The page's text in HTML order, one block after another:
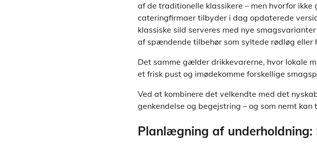
af de traditionelle klassikere – men hvorfor
cateringfirmaer tilbyder i dag opdaterede
klassiske sild serveres med nye
af spændende tilbehør som syltede rødløg eller
Det samme gælder drikkevarerne, hvor lokale
et frisk pust og imødekomme forskellige
Ved at kombinere det velkendte med det
genkendelse og begejstring – og som nemt
Planlægning af